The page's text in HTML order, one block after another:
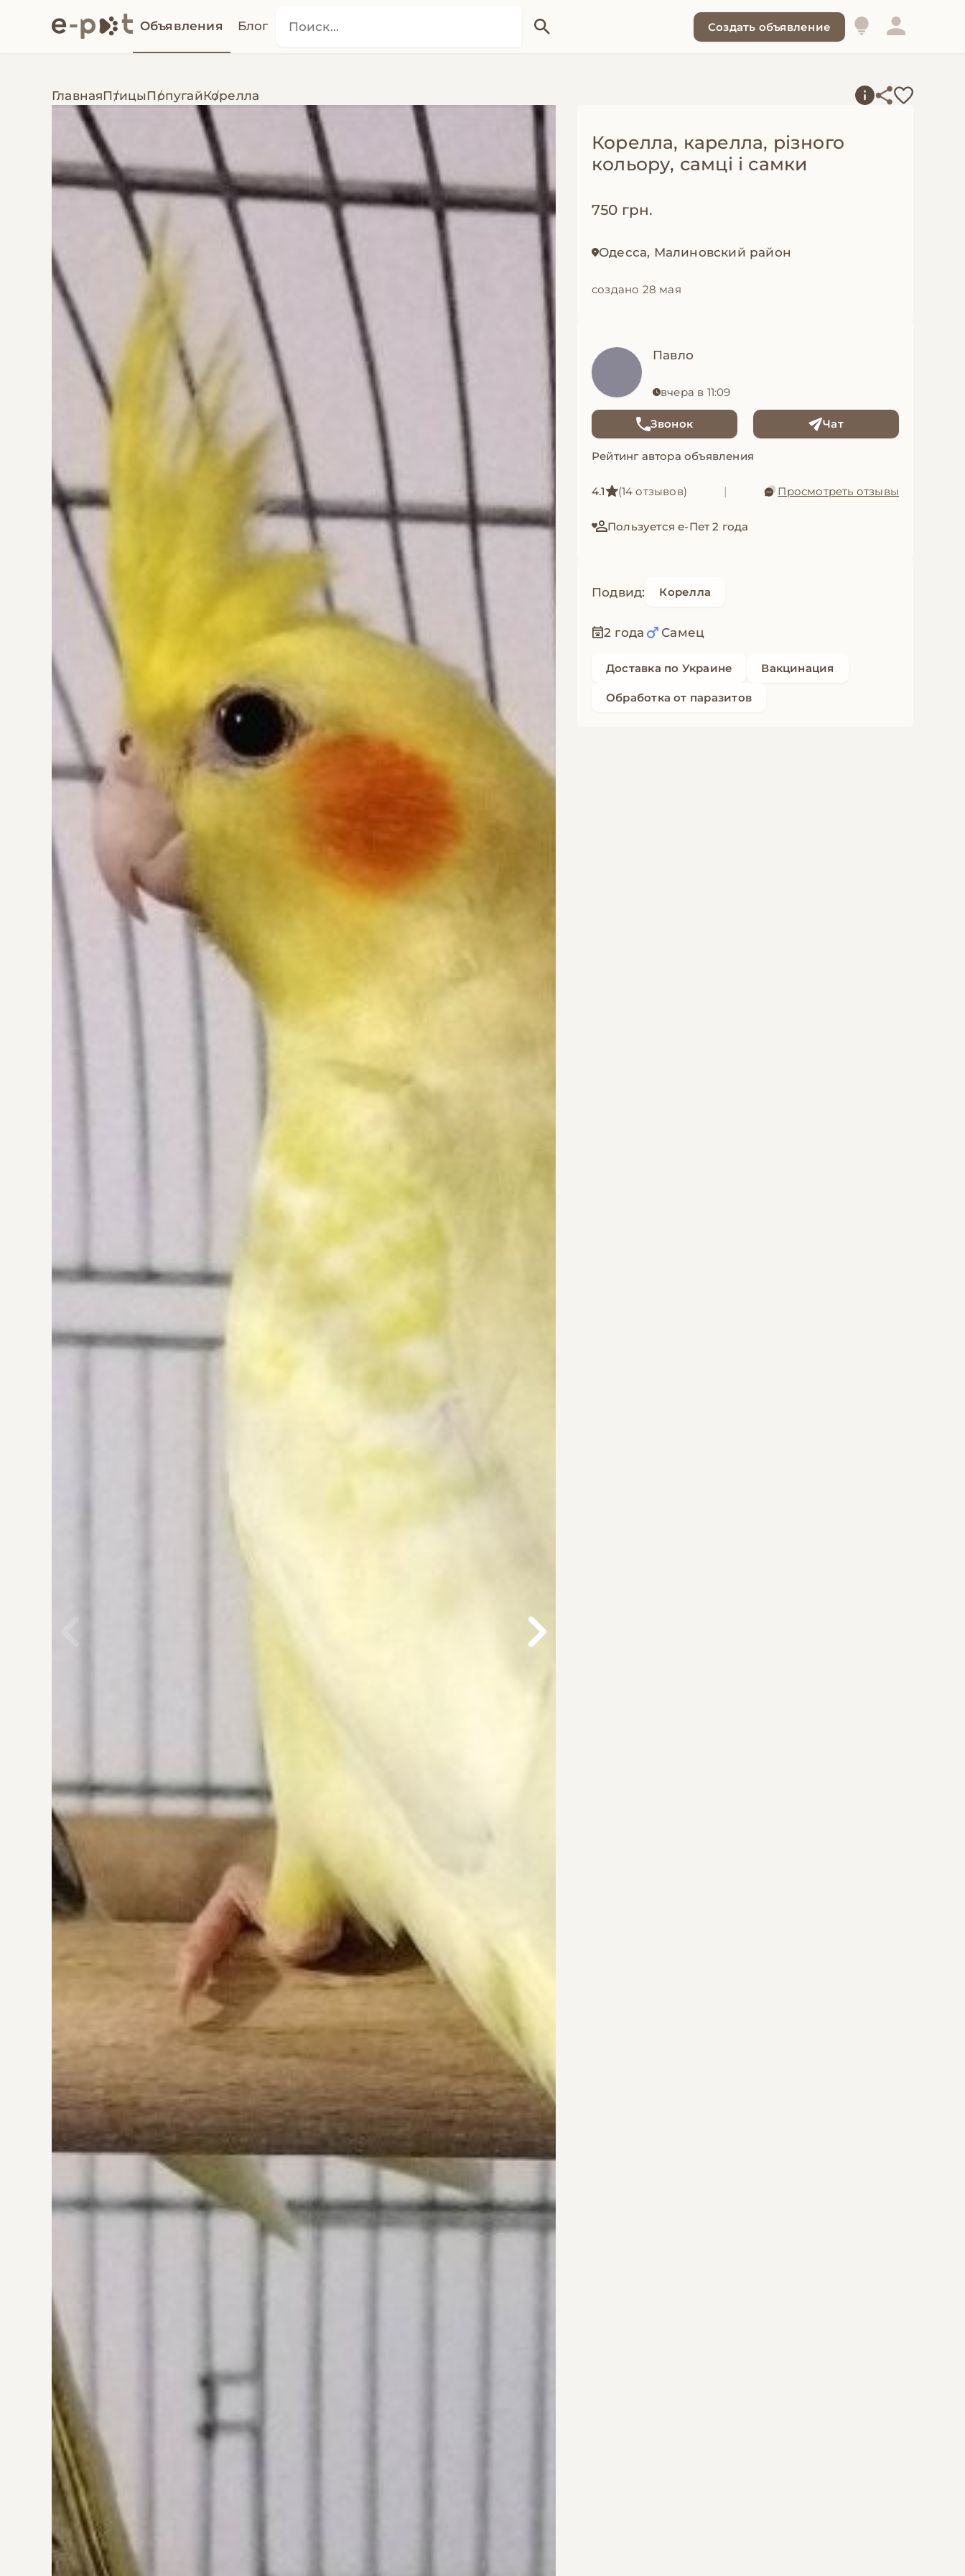
Объявления Блог Создать объявление
ГлавнаяПтицыПопугайКорелла
Корелла, карелла, різного
кольору, самці і самки
750 грн.
Одесса, Малиновский район
создано 28 мая
Павло
вчера в 11:09
Звонок Чат
Рейтинг автора объявления
4.1 (14 отзывов) | Просмотреть отзывы
Пользуется е-Пет 2 года
Подвид: Корелла
2 года Самец
Доставка по Украине Вакцинация
Обработка от паразитов